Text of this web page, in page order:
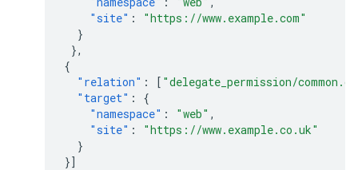
"site" :
"https://www.example.com"
}
},
{
"relation" : [ "delegate_permission/
"target" :
{
"namespace" : "web" ,
"site" :
"https://www.example.co.uk"
}
}]